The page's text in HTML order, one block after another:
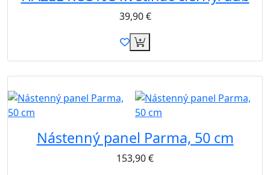
39,90€
Nástenný panel Parma, 50 cm
153,90€